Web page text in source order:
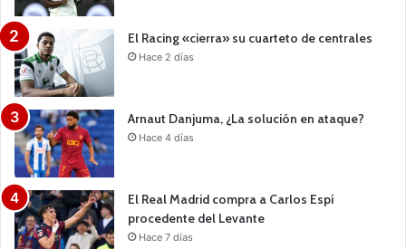
El Racing «cierra» su cuarteto de centrales
Hace 2 días
Arnaut Danjuma, ¿La solución en ataque?
Hace 4 días
El Real Madrid compra a Carlos Espí
procedente del Levante
Hace 7 días